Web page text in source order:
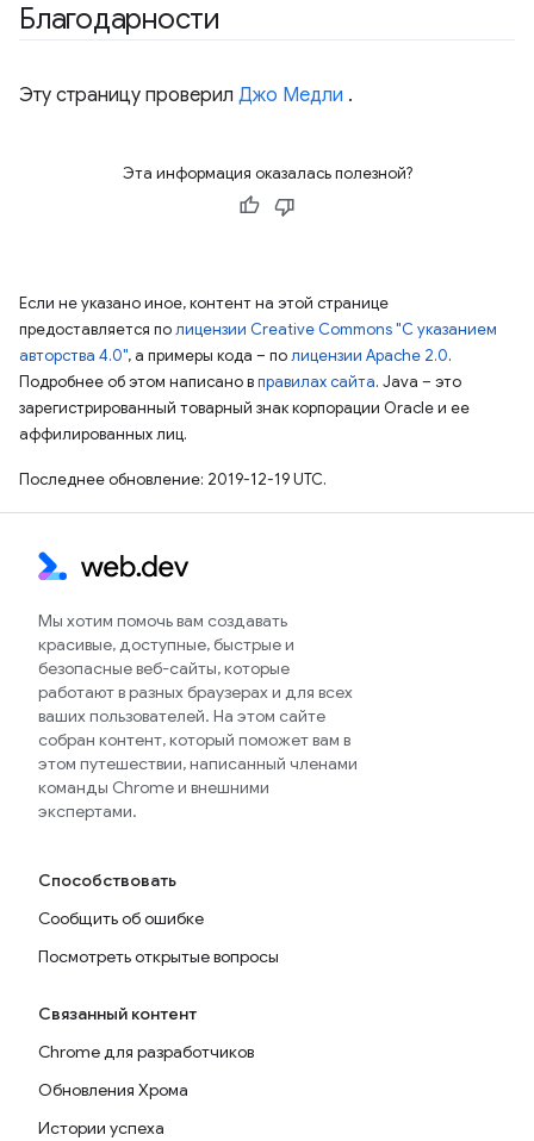
Благодарности
Эту страницу проверил Джо Медли .
Эта информация оказалась полезной?
Если не указано иное, контент на этой странице
предоставляется полицензии Creative Commons "С указанием
авторства 4.0", а примеры кода – полицензии Apache 2.0.
Подробнее об этом написано вправилах сайта. Java – это
зарегистрированный товарный знак корпорации Oracle и ее
аффилированных лиц.
Последнее обновление: 2019-12-19 UTC.
Мы хотим помочь вам создавать
красивые, доступные, быстрые и
безопасные веб-сайты, которые
работают в разных браузерах и для всех
ваших пользователей. На этом сайте
собран контент, который поможет вам в
этом путешествии, написанный членами
команды Chrome и внешними
экспертами.
Способствовать
Сообщить об ошибке
Посмотреть открытые вопросы
Связанный контент
Chrome для разработчиков
Обновления Хрома
Истории успеха